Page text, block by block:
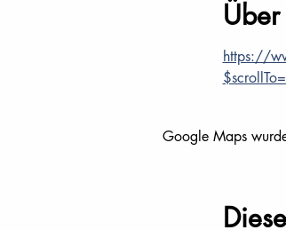
https://
Google Maps